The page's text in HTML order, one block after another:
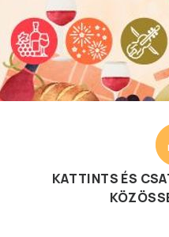
KATTINTS ÉS